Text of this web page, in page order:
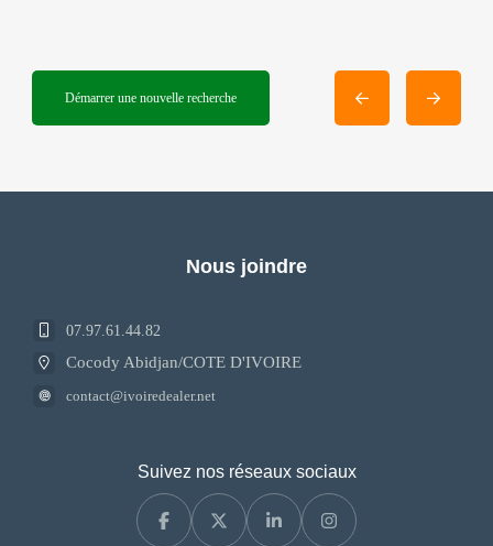
Démarrer une nouvelle recherche
Nous joindre
07.97.61.44.82
Cocody Abidjan/COTE D'IVOIRE
contact@ivoiredealer.net
Suivez nos réseaux sociaux